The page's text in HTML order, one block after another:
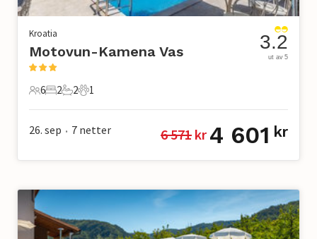
Kroatia
Motovun-Kamena Vas
6 Gjester
6
2 Soverom
2
2 Bad
2
1 Kjæledyr
1
3.2
ut av 5
26. sep • 7 netter 6 571 kr 4 601 kr